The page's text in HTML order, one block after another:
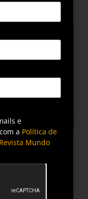
a
devido à
na rede
e
a Política de
Mundo